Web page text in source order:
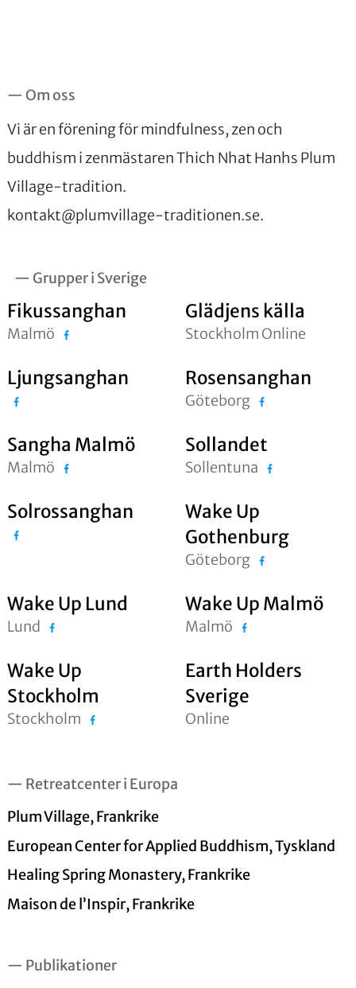
— Om oss
Vi är en förening för mindfulness, zen och
buddhism i zenmästaren Thich Nhat Hanhs Plum
Village-tradition.
kontakt@plumvillage-traditionen.se.
— Grupper i Sverige
Fikussanghan
Malmö
Glädjens källa
Stockholm Online
Ljungsanghan Rosensanghan
Göteborg
Sangha Malmö
Malmö
Sollandet
Sollentuna
Solrossanghan
Wake Up
Gothenburg
Göteborg
Wake Up Lund
Lund
Wake Up Malmö
Malmö
Wake Up
Stockholm
Stockholm
Earth Holders
Sverige
Online
— Retreatcenter i Europa
Plum Village, Frankrike
European Center for Applied Buddhism, Tyskland
Healing Spring Monastery, Frankrike
Maison de l’Inspir, Frankrike
— Publikationer